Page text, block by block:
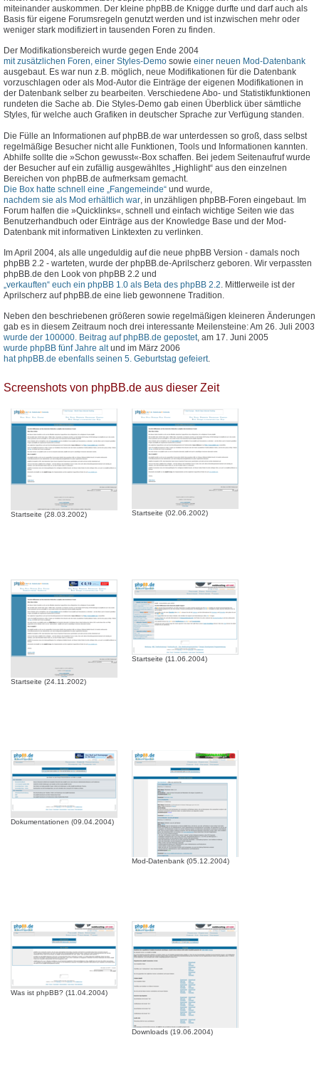
miteinander auskommen. Der kleine phpBB.de Knigge durfte und darf auch als
Basis für eigene Forumsregeln genutzt werden und ist inzwischen mehr oder
weniger stark modifiziert in tausenden Foren zu finden.
Der Modifikationsbereich wurde gegen Ende 2004
mit zusätzlichen Foren, einer Styles-Demo sowie einer neuen Mod-Datenbank
ausgebaut. Es war nun z.B. möglich, neue Modifikationen für die Datenbank
vorzuschlagen oder als Mod-Autor die Einträge der eigenen Modifikationen in
der Datenbank selber zu bearbeiten. Verschiedene Abo- und Statistikfunktionen
rundeten die Sache ab. Die Styles-Demo gab einen Überblick über sämtliche
Styles, für welche auch Grafiken in deutscher Sprache zur Verfügung standen.
Die Fülle an Informationen auf phpBB.de war unterdessen so groß, dass selbst
regelmäßige Besucher nicht alle Funktionen, Tools und Informationen kannten.
Abhilfe sollte die »Schon gewusst«-Box schaffen. Bei jedem Seitenaufruf wurde
der Besucher auf ein zufällig ausgewähltes „Highlight“ aus den einzelnen
Bereichen von phpBB.de aufmerksam gemacht.
Die Box hatte schnell eine „Fangemeinde“ und wurde,
nachdem sie als Mod erhältlich war , in unzähligen phpBB-Foren eingebaut. Im
Forum halfen die »Quicklinks«, schnell und einfach wichtige Seiten wie das
Benutzerhandbuch oder Einträge aus der Knowledge Base und der Mod-
Datenbank mit informativen Linktexten zu verlinken.
Im April 2004, als alle ungeduldig auf die neue phpBB Version - damals noch
phpBB 2.2 - warteten, wurde der phpBB.de-Aprilscherz geboren. Wir verpassten
phpBB.de den Look von phpBB 2.2 und
„verkauften“ euch ein phpBB 1.0 als Beta des phpBB 2.2. Mittlerweile ist der
Aprilscherz auf phpBB.de eine lieb gewonnene Tradition.
Neben den beschriebenen größeren sowie regelmäßigen kleineren Änderungen
gab es in diesem Zeitraum noch drei interessante Meilensteine: Am 26. Juli 2003
wurde der 100000. Beitrag auf phpBB.de gepostet, am 17. Juni 2005
wurde phpBB fünf Jahre altund im März 2006
hat phpBB.de ebenfalls seinen 5. Geburtstag gefeiert.
Screenshots von phpBB.de aus dieser Zeit
Startseite (28.03.2002) Startseite (02.06.2002)
Startseite (24.11.2002)
Startseite (11.06.2004)
Dokumentationen (09.04.2004)
Mod-Datenbank (05.12.2004)
Was ist phpBB? (11.04.2004)
Downloads (19.06.2004)